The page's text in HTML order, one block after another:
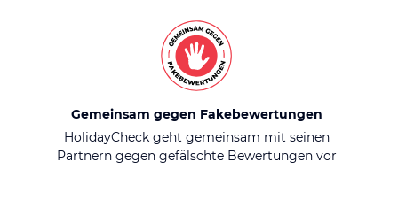
Gemeinsam gegen Fakebewertungen
HolidayCheck geht gemeinsam mit seinen
Partnern gegen gefälschte Bewertungen vor